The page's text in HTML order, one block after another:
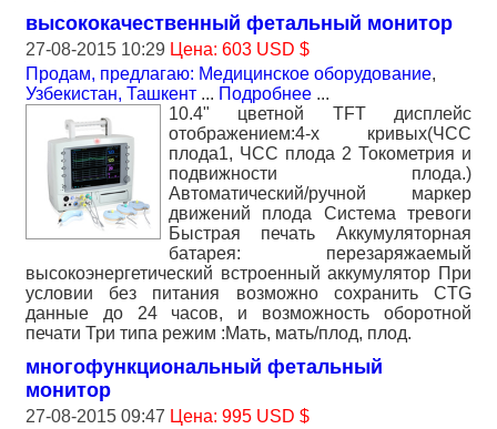
высококачественный фетальный монитор
27-08-2015 10:29 Цена: 603 USD $
Продам, предлагаю: Медицинское оборудование,
Узбекистан, Ташкент ... Подробнее ...
10.4" цветной TFT дисплейс
отображением:4-х кривых(ЧСС
плода1, ЧСС плода 2 Токометрия и
подвижности плода.)
Автоматический/ручной маркер
движений плода Система тревоги
Быстрая печать Аккумуляторная
батарея: перезаряжаемый
высокоэнергетический встроенный аккумулятор При
условии без питания возможно сохранить CTG
данные до 24 часов, и возможность оборотной
печати Три типа режим :Мать, мать/плод, плод.
многофункциональный фетальный
монитор
27-08-2015 09:47 Цена: 995 USD $